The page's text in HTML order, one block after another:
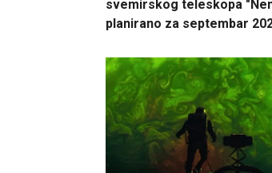
svemirskog teleskopa
planirano za septembar